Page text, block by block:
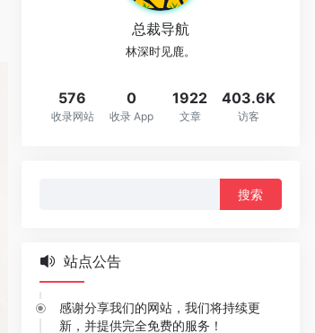
总裁导航
林深时见鹿。
576
收录网站
0
收录 App
1922
文章
403.6K
访客
站点公告
感谢分享我们的网站，我们将持续更
新，并提供完全免费的服务！